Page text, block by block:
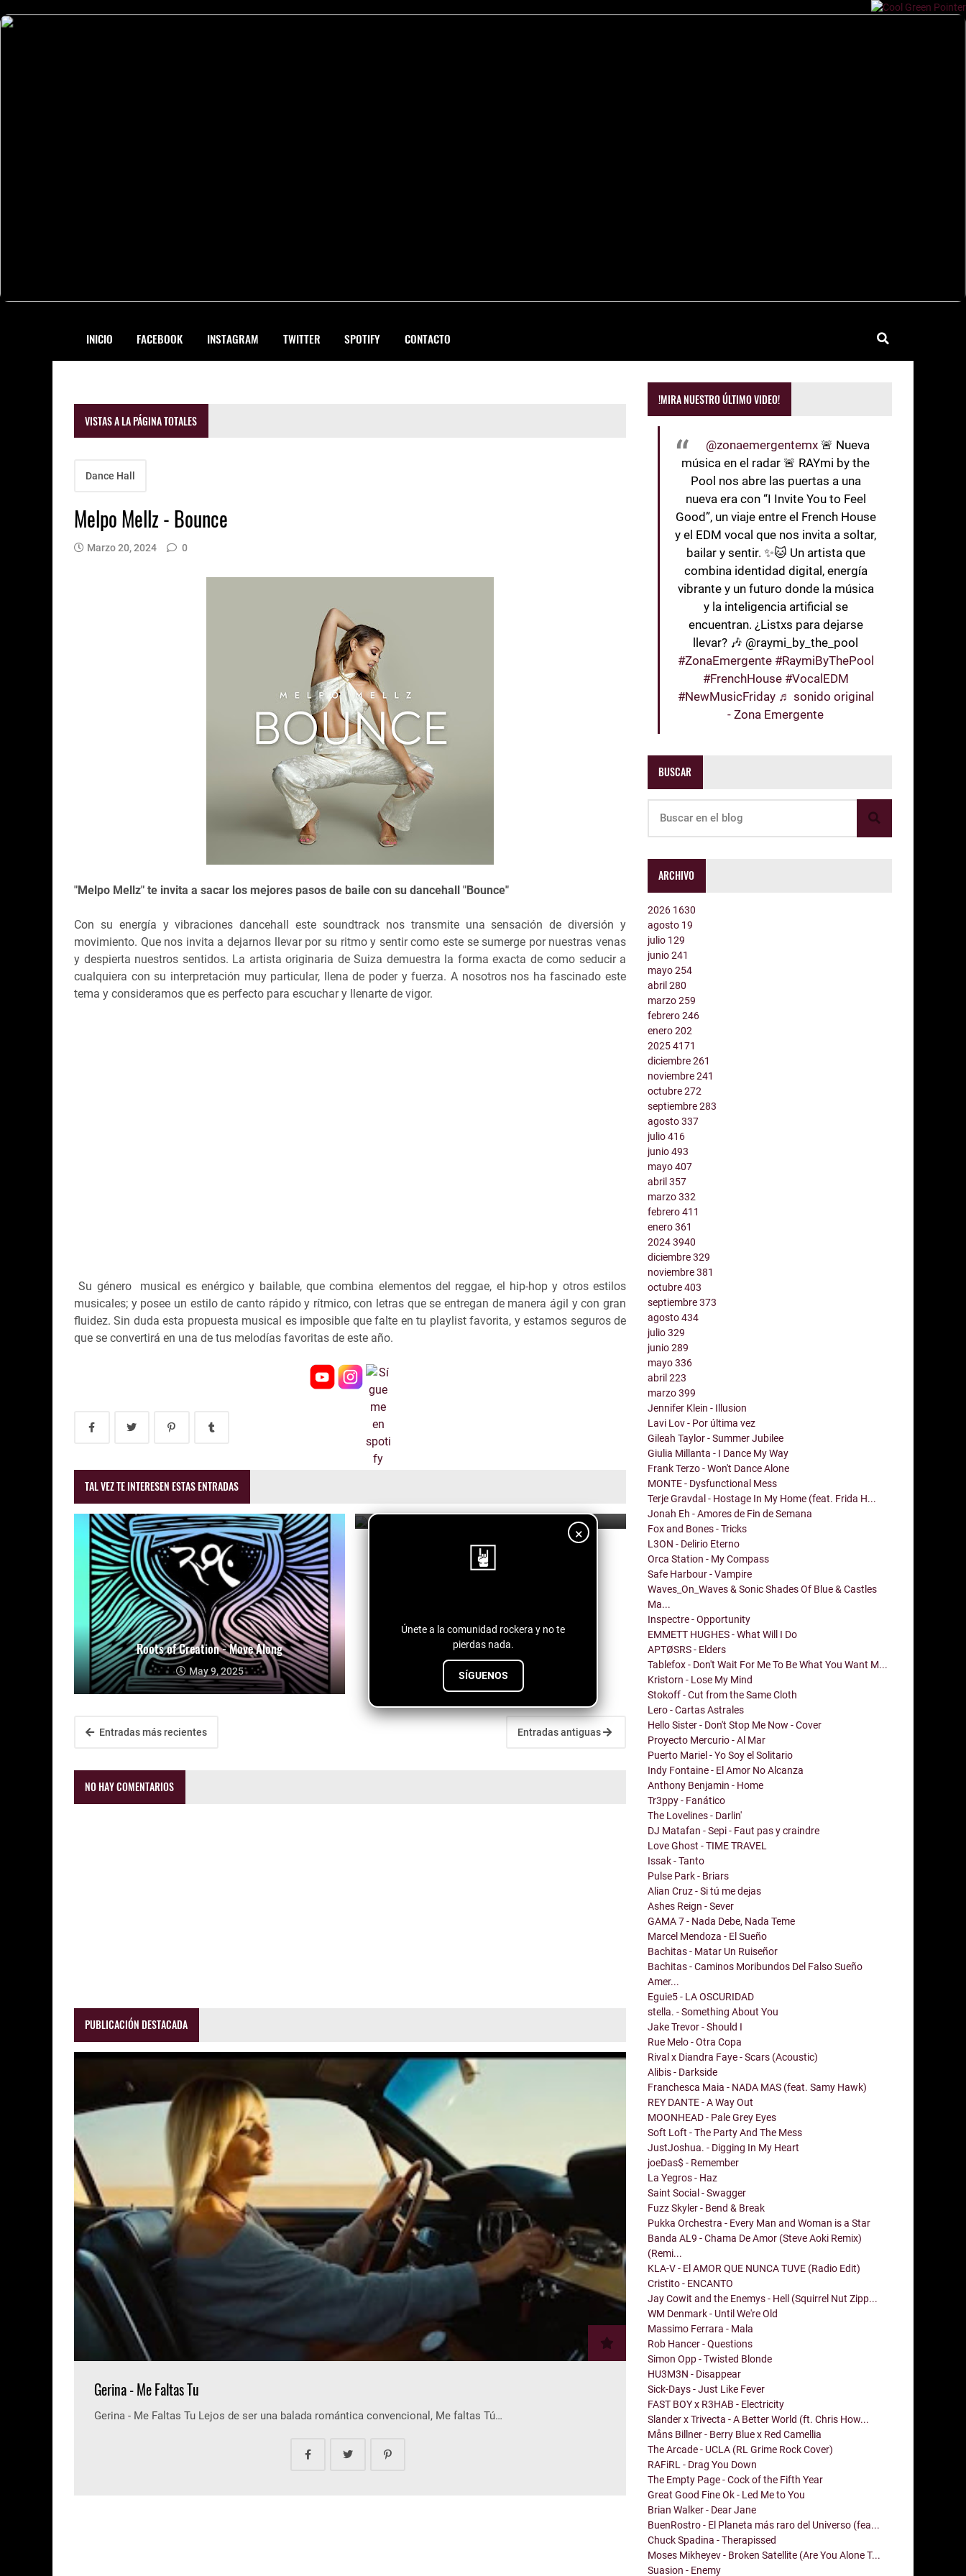
INICIO FACEBOOK INSTAGRAM TWITTER SPOTIFY CONTACTO
×
Únete a la comunidad rockera y no te
pierdas nada.
SÍGUENOS
VISTAS A LA PÁGINA TOTALES
Dance Hall
Melpo Mellz - Bounce
Marzo 20, 2024 0
"Melpo Mellz" te invita a sacar los mejores pasos de baile con su dancehall "Bounce"
Con su energía y vibraciones dancehall este soundtrack nos transmite una sensación de diversión y
movimiento. Que nos invita a dejarnos llevar por su ritmo y sentir como este se sumerge por nuestras venas
y despierta nuestros sentidos. La artista originaria de Suiza demuestra la forma exacta de como seducir a
cualquiera con su interpretación muy particular, llena de poder y fuerza. A nosotros nos ha fascinado este
tema y consideramos que es perfecto para escuchar y llenarte de vigor.
Su género musical es enérgico y bailable, que combina elementos del reggae, el hip-hop y otros estilos
musicales; y posee un estilo de canto rápido y rítmico, con letras que se entregan de manera ágil y con gran
fluidez. Sin duda esta propuesta musical es imposible que falte en tu playlist favorita, y estamos seguros de
que se convertirá en una de tus melodías favoritas de este año.
TAL VEZ TE INTERESEN ESTAS ENTRADAS
Roots of Creation - Move Along
May 9, 2025
Entradas más recientes Entradas antiguas
NO HAY COMENTARIOS
PUBLICACIÓN DESTACADA
Gerina - Me Faltas Tu
Gerina - Me Faltas Tu Lejos de ser una balada romántica convencional, Me faltas Tú…
!MIRA NUESTRO ÚLTIMO VIDEO!
@zonaemergentemx 🚨 Nueva
música en el radar 🚨 RAYmi by the
Pool nos abre las puertas a una
nueva era con “I Invite You to Feel
Good”, un viaje entre el French House
y el EDM vocal que nos invita a soltar,
bailar y sentir. ✨🐱 Un artista que
combina identidad digital, energía
vibrante y un futuro donde la música
y la inteligencia artificial se
encuentran. ¿Listxs para dejarse
llevar? 🎶 @raymi_by_the_pool
#ZonaEmergente #RaymiByThePool
#FrenchHouse #VocalEDM
#NewMusicFriday ♬ sonido original
- Zona Emergente
BUSCAR
ARCHIVO
2026 1630
agosto 19
julio 129
junio241
mayo254
abril280
marzo259
febrero246
enero202
20254171
diciembre261
noviembre241
octubre272
septiembre283
agosto337
julio416
junio493
mayo407
abril357
marzo332
febrero411
enero361
20243940
diciembre329
noviembre381
octubre403
septiembre373
agosto434
julio329
junio289
mayo336
abril223
marzo399
Jennifer Klein - Illusion
Lavi Lov - Por última vez
Gileah Taylor - Summer Jubilee
Giulia Millanta - I Dance My Way
Frank Terzo - Won't Dance Alone
MONTE - Dysfunctional Mess
Terje Gravdal - Hostage In My Home (feat. Frida H...
Jonah Eh - Amores de Fin de Semana
Fox and Bones - Tricks
L3ON - Delirio Eterno
Orca Station - My Compass
Safe Harbour - Vampire
Waves_On_Waves & Sonic Shades Of Blue & Castles
Ma...
Inspectre - Opportunity
EMMETT HUGHES - What Will I Do
APTØSRS - Elders
Tablefox - Don't Wait For Me To Be What You Want M...
Kristorn - Lose My Mind
Stokoff - Cut from the Same Cloth
Lero - Cartas Astrales
Hello Sister - Don't Stop Me Now - Cover
Proyecto Mercurio - Al Mar
Puerto Mariel - Yo Soy el Solitario
Indy Fontaine - El Amor No Alcanza
Anthony Benjamin - Home
Tr3ppy - Fanático
The Lovelines - Darlin'
DJ Matafan - Sepi - Faut pas y craindre
Love Ghost - TIME TRAVEL
Issak - Tanto
Pulse Park - Briars
Alian Cruz - Si tú me dejas
Ashes Reign - Sever
GAMA 7 - Nada Debe, Nada Teme
Marcel Mendoza - El Sueño
Bachitas - Matar Un Ruiseñor
Bachitas - Caminos Moribundos Del Falso Sueño
Amer...
Eguie5 - LA OSCURIDAD
stella. - Something About You
Jake Trevor - Should I
Rue Melo - Otra Copa
Rival x Diandra Faye - Scars (Acoustic)
Alibis - Darkside
Franchesca Maia - NADA MAS (feat. Samy Hawk)
REY DANTE - A Way Out
MOONHEAD - Pale Grey Eyes
Soft Loft - The Party And The Mess
JustJoshua. - Digging In My Heart
joeDas$ - Remember
La Yegros - Haz
Saint Social - Swagger
Fuzz Skyler - Bend & Break
Pukka Orchestra - Every Man and Woman is a Star
Banda AL9 - Chama De Amor (Steve Aoki Remix)
(Remi...
KLA-V - El AMOR QUE NUNCA TUVE (Radio Edit)
Cristito - ENCANTO
Jay Cowit and the Enemys - Hell (Squirrel Nut Zipp...
WM Denmark - Until We're Old
Massimo Ferrara - Mala
Rob Hancer - Questions
Simon Opp - Twisted Blonde
HU3M3N - Disappear
Sick-Days - Just Like Fever
FAST BOY x R3HAB - Electricity
Slander x Trivecta - A Better World (ft. Chris How...
Måns Billner - Berry Blue x Red Camellia
The Arcade - UCLA (RL Grime Rock Cover)
RAFiRL - Drag You Down
The Empty Page - Cock of the Fifth Year
Great Good Fine Ok - Led Me to You
Brian Walker - Dear Jane
BuenRostro - El Planeta más raro del Universo (fea...
Chuck Spadina - Therapissed
Moses Mikheyev - Broken Satellite (Are You Alone T...
Suasion - Enemy